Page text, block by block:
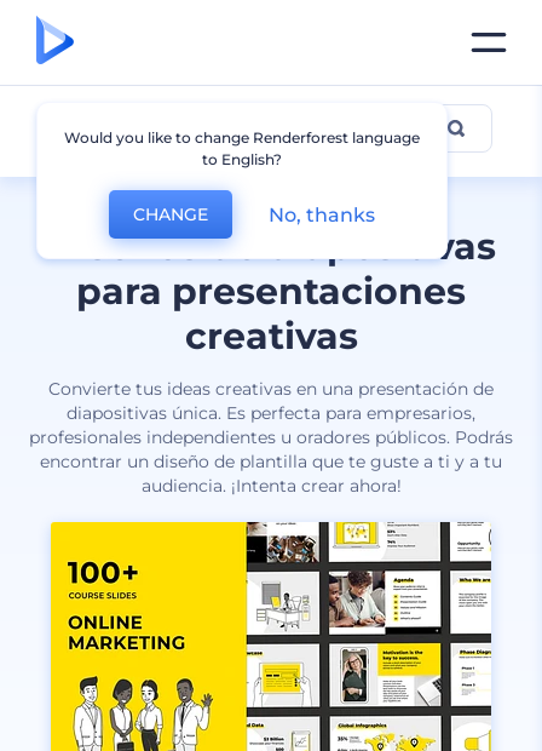
Diseños de diapositivas
para presentaciones
creativas
Convierte tus ideas creativas en una presentación de
diapositivas única. Es perfecta para empresarios,
profesionales independientes u oradores públicos. Podrás
encontrar un diseño de plantilla que te guste a ti y a tu
audiencia. ¡Intenta crear ahora!
Creativo
Would you like to change Renderforest language
to English?
CHANGE No, thanks